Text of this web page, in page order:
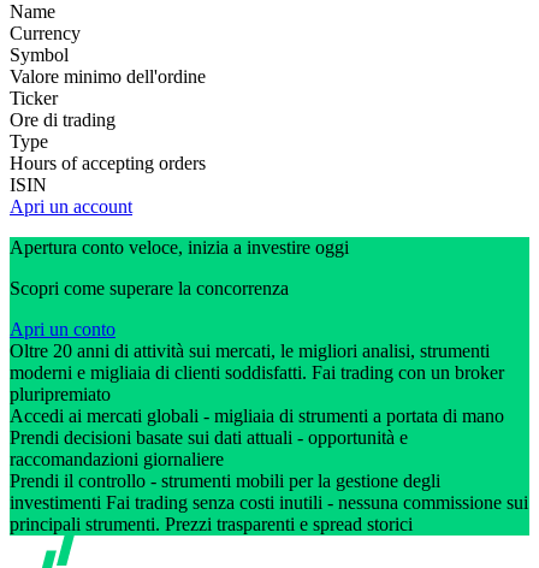
Name
Currency
Symbol
Valore minimo dell'ordine
Ticker
Ore di trading
Type
Hours of accepting orders
ISIN
Apri un account
Apertura conto veloce, inizia a investire oggi
Scopri come superare la concorrenza
Apri un conto
Oltre 20 anni di attività sui mercati, le migliori analisi, strumenti
moderni e migliaia di clienti soddisfatti. Fai trading con un broker
pluripremiato
Accedi ai mercati globali - migliaia di strumenti a portata di mano
Prendi decisioni basate sui dati attuali - opportunità e
raccomandazioni giornaliere
Prendi il controllo - strumenti mobili per la gestione degli
investimenti Fai trading senza costi inutili - nessuna commissione sui
principali strumenti. Prezzi trasparenti e spread storici